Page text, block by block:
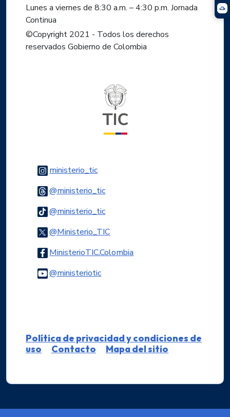
Lunes a viernes de 8:30 a.m. – 4:30 p.m. Jornada
Continua
©Copyright 2021 - Todos los derechos
reservados Gobierno de Colombia
ministerio_ticLogo Instagram
@ministerio_ticLogo Threads
@ministerio_ticLogo Tiktok
@Ministerio_TICLogo Twitter
MinisterioTIC.ColombiaLogo Facebook
@ministerioticLogo Youtube
Política de privacidad y condiciones de
uso
Contacto Mapa del sitio